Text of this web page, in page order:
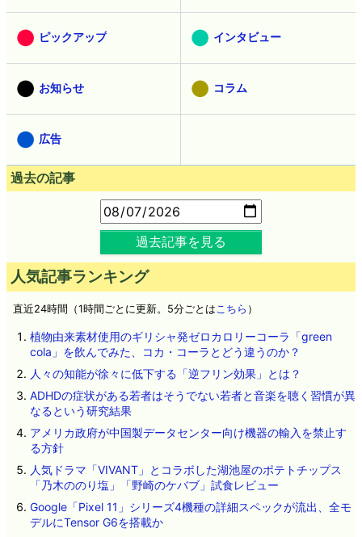
ピックアップ インタビュー
お知らせ コラム
広告
過去の記事
過去記事を見る
人気記事ランキング
直近24時間（1時間ごとに更新。5分ごとは こちら ）
植物由来素材使用のギリシャ発ゼロカロリーコーラ「green
cola」を飲んでみた、コカ・コーラとどう違うのか？
人々の知能が徐々に低下する「逆フリン効果」とは？
ADHDの症状がある若者はそうでない若者と音楽を聴く習慣が異
なるという研究結果
アメリカ政府が中国製データセンター向け機器の輸入を禁止す
る方針
人気ドラマ「VIVANT」とコラボした湖池屋のポテトチップス
「乃木ののり塩」「野崎のケバブ」試食レビュー
Google「Pixel 11」シリーズ4機種の詳細スペックが流出、全モ
デルにTensor G6を搭載か